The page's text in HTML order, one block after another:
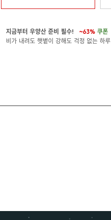
지금부터 우양산 준비 필수! ~63% 쿠폰
비가 내려도 햇볕이 강해도 걱정 없는 하루